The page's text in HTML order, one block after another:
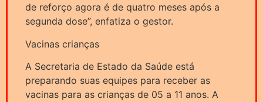
de reforço agora é de quatro meses após a
segunda dose”, enfatiza o gestor.
Vacinas crianças
A Secretaria de Estado da Saúde está
preparando suas equipes para receber as
vacinas para as crianças de 05 a 11 anos. A